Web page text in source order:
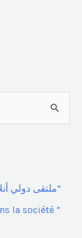
ملتقى دولي أنلاين حول العنف في المجتمع “تداعيات و العلاج”
la société ”